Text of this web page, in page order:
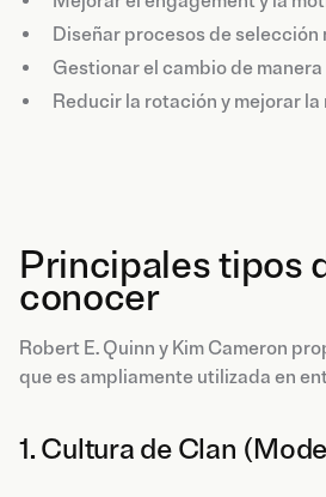
Diseñar procesos de selección
Gestionar el cambio de
Reducir la rotación y mejorar
Principales tipos
conocer
Robert E. Quinn y Kim Cameron
que es ampliamente utilizada en
1. Cultura de Clan